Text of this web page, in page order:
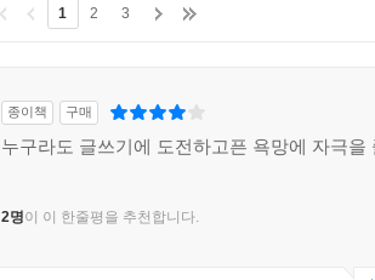
1 2 3
종이책 구매
누구라도 글쓰기에 도전하고픈 욕망에 자극을
2명이 이 한줄평을 추천합니다.